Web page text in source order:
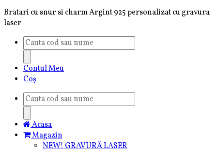
Bratari cu snur si charm Argint 925 personalizat cu gravura
laser
Products
search
Contul Meu
Coș
Products
search
Acasa
Magazin
NEW! GRAVURĂ LASER